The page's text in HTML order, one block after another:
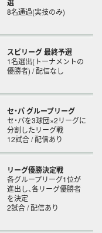
選
8名通過(実技のみ)
スピリーグ 最終予選
1名選出(トーナメントの
優勝者) / 配信なし
セ・パ グループリーグ
セ・パを3球団×2リーグに
分割したリーグ戦
12試合 / 配信あり
リーグ優勝決定戦
各グループリーグ1位が
進出し、各リーグ優勝者
を決定
2試合 / 配信あり